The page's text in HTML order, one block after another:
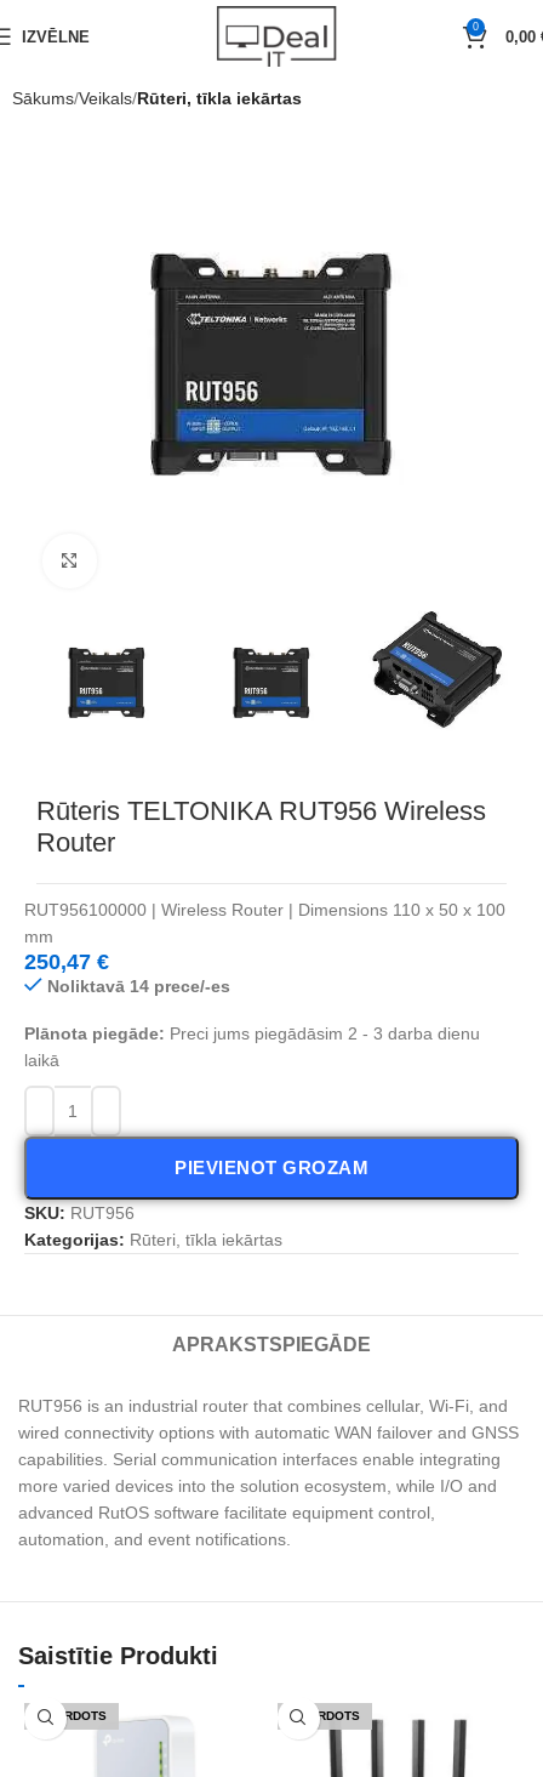
IZVĒLNE
0
0,00
Sākums Veikals Rūteri, tīkla iekārtas
Rūteris TELTONIKA RUT956 Wireless
Router
RUT956100000 | Wireless Router | Dimensions 110 x 50 x 100
mm
250,47 €
Noliktavā 14 prece/-es
Plānota piegāde: Preci jums piegādāsim 2 - 3 darba dienu
laikā
PIEVIENOT GROZAM
SKU: RUT956
Kategorijas: Rūteri, tīkla iekārtas
APRAKSTS PIEGĀDE
RUT956 is an industrial router that combines cellular, Wi-Fi, and
wired connectivity options with automatic WAN failover and GNSS
capabilities. Serial communication interfaces enable integrating
more varied devices into the solution ecosystem, while I/O and
advanced RutOS software facilitate equipment control,
automation, and event notifications.
Saistītie Produkti
IZPĀRDOTS IZPĀRDOTS